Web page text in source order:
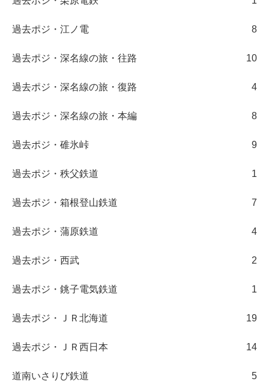
過去ポジ・江ノ電 8
過去ポジ・深名線の旅・往路 10
過去ポジ・深名線の旅・復路 4
過去ポジ・深名線の旅・本編 8
過去ポジ・碓氷峠 9
過去ポジ・秩父鉄道 1
過去ポジ・箱根登山鉄道 7
過去ポジ・蒲原鉄道 4
過去ポジ・西武 2
過去ポジ・銚子電気鉄道 1
過去ポジ・ＪＲ北海道 19
過去ポジ・ＪＲ西日本 14
道南いさりび鉄道 5